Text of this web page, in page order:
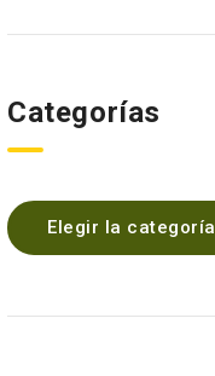
Categorías
Elegir la categoría